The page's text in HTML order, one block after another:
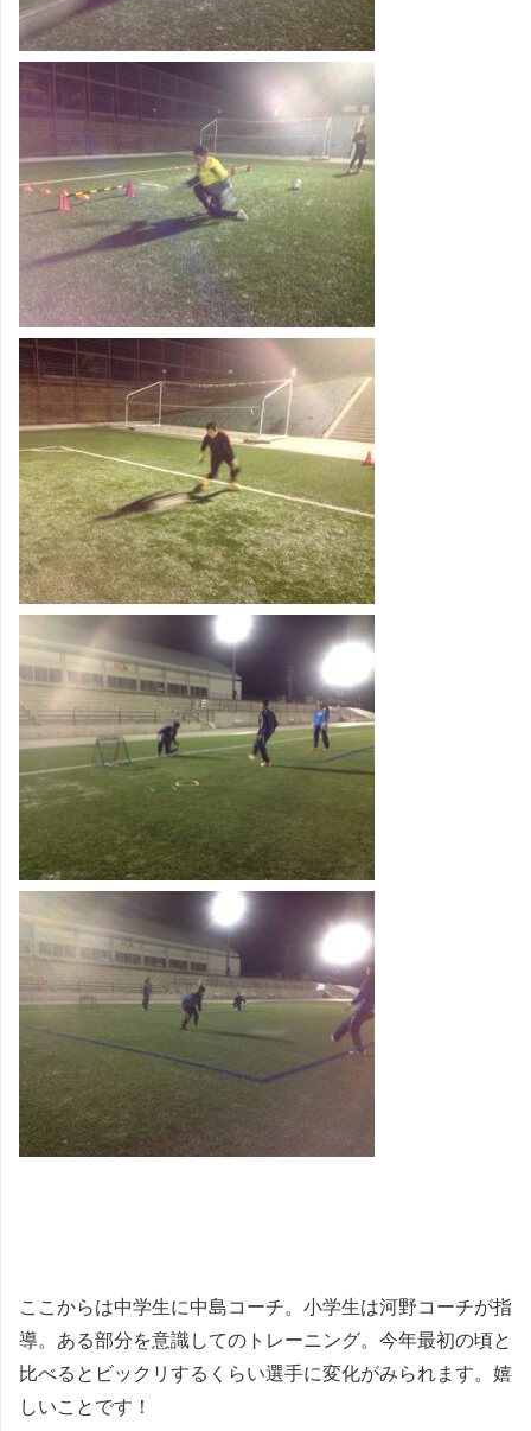
ここからは中学生に中島コーチ。小学生は河野コーチが指
導。ある部分を意識してのトレーニング。今年最初の頃と
比べるとビックリするくらい選手に変化がみられます。嬉
しいことです！